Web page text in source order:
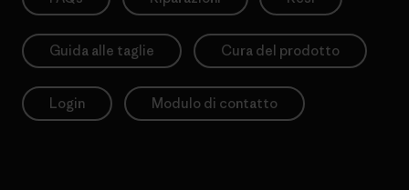
Guida alle taglie Cura del prodotto
Login Modulo di contatto